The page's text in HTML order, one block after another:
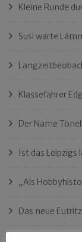
Kleine Runde
Susi warte
Klassefahrer
Der Name
Ist das Leipzigs
„Als
Das neue